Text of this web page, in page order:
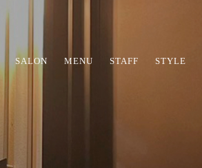
SALON MENU STAFF STYLE